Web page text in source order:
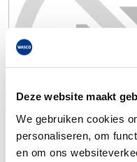
Deze website maakt
We gebruiken cookies
personaliseren, om
en om ons